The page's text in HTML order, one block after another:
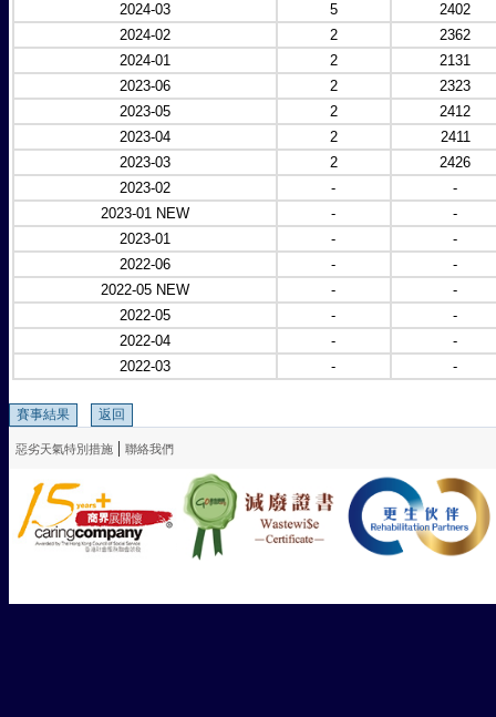
2024-03
5
2402
2024-02
2
2362
2024-01
2
2131
2023-06
2
2323
2023-05
2
2412
2023-04
2
2411
2023-03
2
2426
2023-02
-
-
2023-01 NEW
-
-
2023-01
-
-
2022-06
-
-
2022-05 NEW
-
-
2022-05
-
-
2022-04
-
-
2022-03
- -